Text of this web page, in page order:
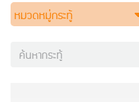
หมวดหมู่กระทู้